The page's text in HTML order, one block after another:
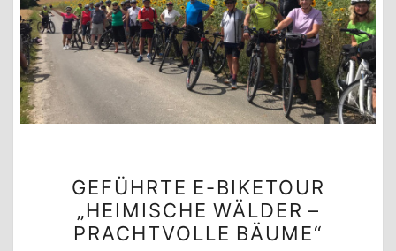
E-
BIKETOUR
„HEIMISCHE
GEFÜHRTE E-BIKETOUR
„HEIMISCHE WÄLDER –
PRACHTVOLLE BÄUME“